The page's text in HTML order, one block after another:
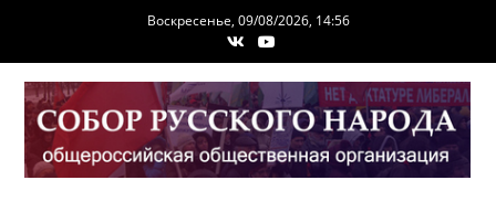
содержимому
Воскресенье, 09/08/2026, 14:56